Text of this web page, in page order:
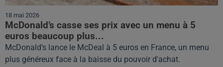
18 mai 2026
McDonald’s casse ses prix avec un menu à 5
euros beaucoup plus...
McDonald's lance le McDeal à 5 euros en France, un menu
plus généreux face à la baisse du pouvoir d'achat.